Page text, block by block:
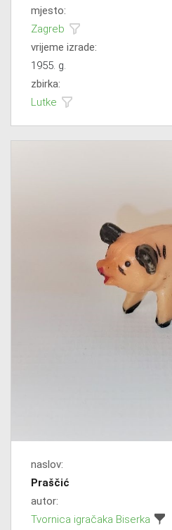
mjesto:
Zagreb
vrijeme izrade:
1955. g.
zbirka:
Lutke
naslov:
Praščić
autor:
Tvornica igračaka Biserka